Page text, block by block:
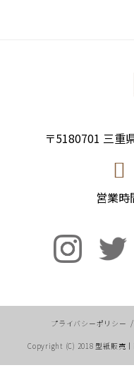
〒5180701 三重
営業時
プライバシーポリシー /
Copyright (C) 2018 型紙販売